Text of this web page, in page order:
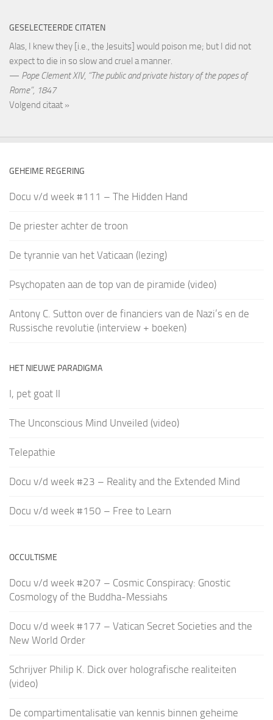
GESELECTEERDE CITATEN
Alas, I knew they [i.e., the Jesuits] would poison me; but I did not
expect to die in so slow and cruel a manner.
— Pope Clement XIV, “The public and private history of the popes of
Rome”, 1847
Volgend citaat »
GEHEIME REGERING
Docu v/d week #111 – The Hidden Hand
De priester achter de troon
De tyrannie van het Vaticaan (lezing)
Psychopaten aan de top van de piramide (video)
Antony C. Sutton over de financiers van de Nazi’s en de
Russische revolutie (interview + boeken)
HET NIEUWE PARADIGMA
I, pet goat II
The Unconscious Mind Unveiled (video)
Telepathie
Docu v/d week #23 – Reality and the Extended Mind
Docu v/d week #150 – Free to Learn
OCCULTISME
Docu v/d week #207 – Cosmic Conspiracy: Gnostic
Cosmology of the Buddha-Messiahs
Docu v/d week #177 – Vatican Secret Societies and the
New World Order
Schrijver Philip K. Dick over holografische realiteiten
(video)
De compartimentalisatie van kennis binnen geheime